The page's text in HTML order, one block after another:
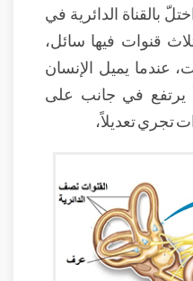
بالقناة الدائرية في
قنوات فيها سائل،
عندما يميل الإنسان
يرتفع في جانب على
تجري تعديلاً،